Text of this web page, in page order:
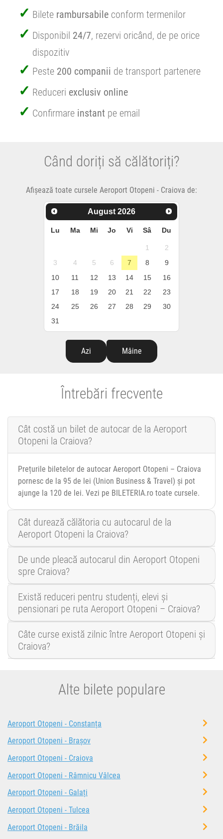
Bilete rambursabile conform termenilor
Disponibil 24/7, rezervi oricând, de pe orice
dispozitiv
Peste 200 companii de transport partenere
Reduceri exclusiv online
Confirmare instant pe email
Când doriți să călătoriți?
Afișează toate cursele Aeroport Otopeni - Craiova de:
August 2026
Lu Ma Mi Jo Vi Sâ Du
1
2
3
4 5 6 7 8
9
10
11 12 13 14 15
16
17
18 19 20 21 22
23
24
25 26 27 28 29
30
31
Azi Mâine
Întrebări frecvente
Cât costă un bilet de autocar de la Aeroport
Otopeni la Craiova?
Prețurile biletelor de autocar Aeroport Otopeni – Craiova
pornesc de la 95 de lei (Union Business & Travel) și pot
ajunge la 120 de lei. Vezi pe BILETERIA.ro toate cursele.
Cât durează călătoria cu autocarul de la
Aeroport Otopeni la Craiova?
De unde pleacă autocarul din Aeroport Otopeni
spre Craiova?
Există reduceri pentru studenți, elevi și
pensionari pe ruta Aeroport Otopeni – Craiova?
Câte curse există zilnic între Aeroport Otopeni și
Craiova?
Alte bilete populare
Aeroport Otopeni - Constanța
Aeroport Otopeni - Brașov
Aeroport Otopeni - Craiova
Aeroport Otopeni - Râmnicu Vâlcea
Aeroport Otopeni - Galați
Aeroport Otopeni - Tulcea
Aeroport Otopeni - Brăila